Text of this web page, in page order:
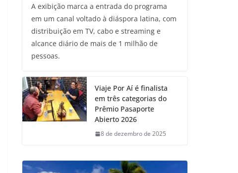
A exibição marca a entrada do programa
em um canal voltado à diáspora latina, com
distribuição em TV, cabo e streaming e
alcance diário de mais de 1 milhão de
pessoas.
Viaje Por Aí é finalista
em três categorias do
Prêmio Pasaporte
Abierto 2026
8 de dezembro de 2025